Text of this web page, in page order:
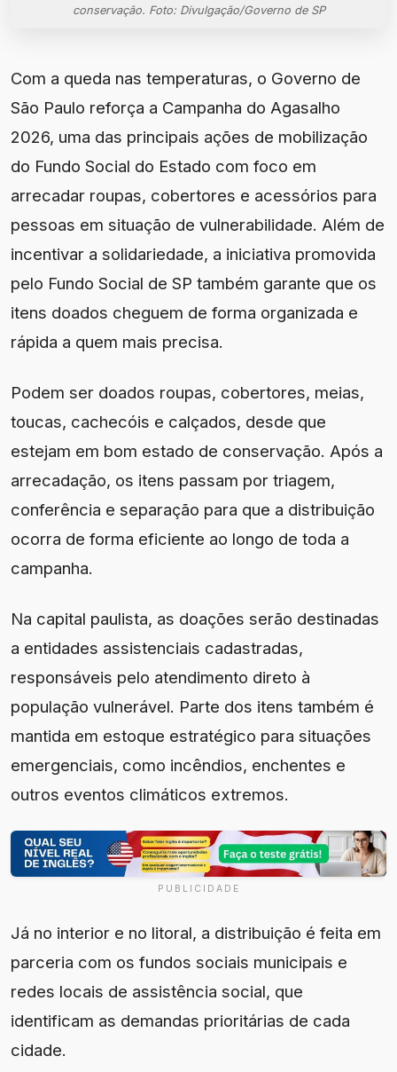
conservação. Foto: Divulgação/Governo de SP
Com a queda nas temperaturas, o Governo de
São Paulo reforça a Campanha do Agasalho
2026, uma das principais ações de mobilização
do Fundo Social do Estado com foco em
arrecadar roupas, cobertores e acessórios para
pessoas em situação de vulnerabilidade. Além de
incentivar a solidariedade, a iniciativa promovida
pelo Fundo Social de SP também garante que os
itens doados cheguem de forma organizada e
rápida a quem mais precisa.
Podem ser doados roupas, cobertores, meias,
toucas, cachecóis e calçados, desde que
estejam em bom estado de conservação. Após a
arrecadação, os itens passam por triagem,
conferência e separação para que a distribuição
ocorra de forma eficiente ao longo de toda a
campanha.
Na capital paulista, as doações serão destinadas
a entidades assistenciais cadastradas,
responsáveis pelo atendimento direto à
população vulnerável. Parte dos itens também é
mantida em estoque estratégico para situações
emergenciais, como incêndios, enchentes e
outros eventos climáticos extremos.
PUBLICIDADE
Já no interior e no litoral, a distribuição é feita em
parceria com os fundos sociais municipais e
redes locais de assistência social, que
identificam as demandas prioritárias de cada
cidade.